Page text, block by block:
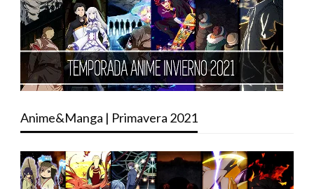
Anime&Manga | Primavera 2021